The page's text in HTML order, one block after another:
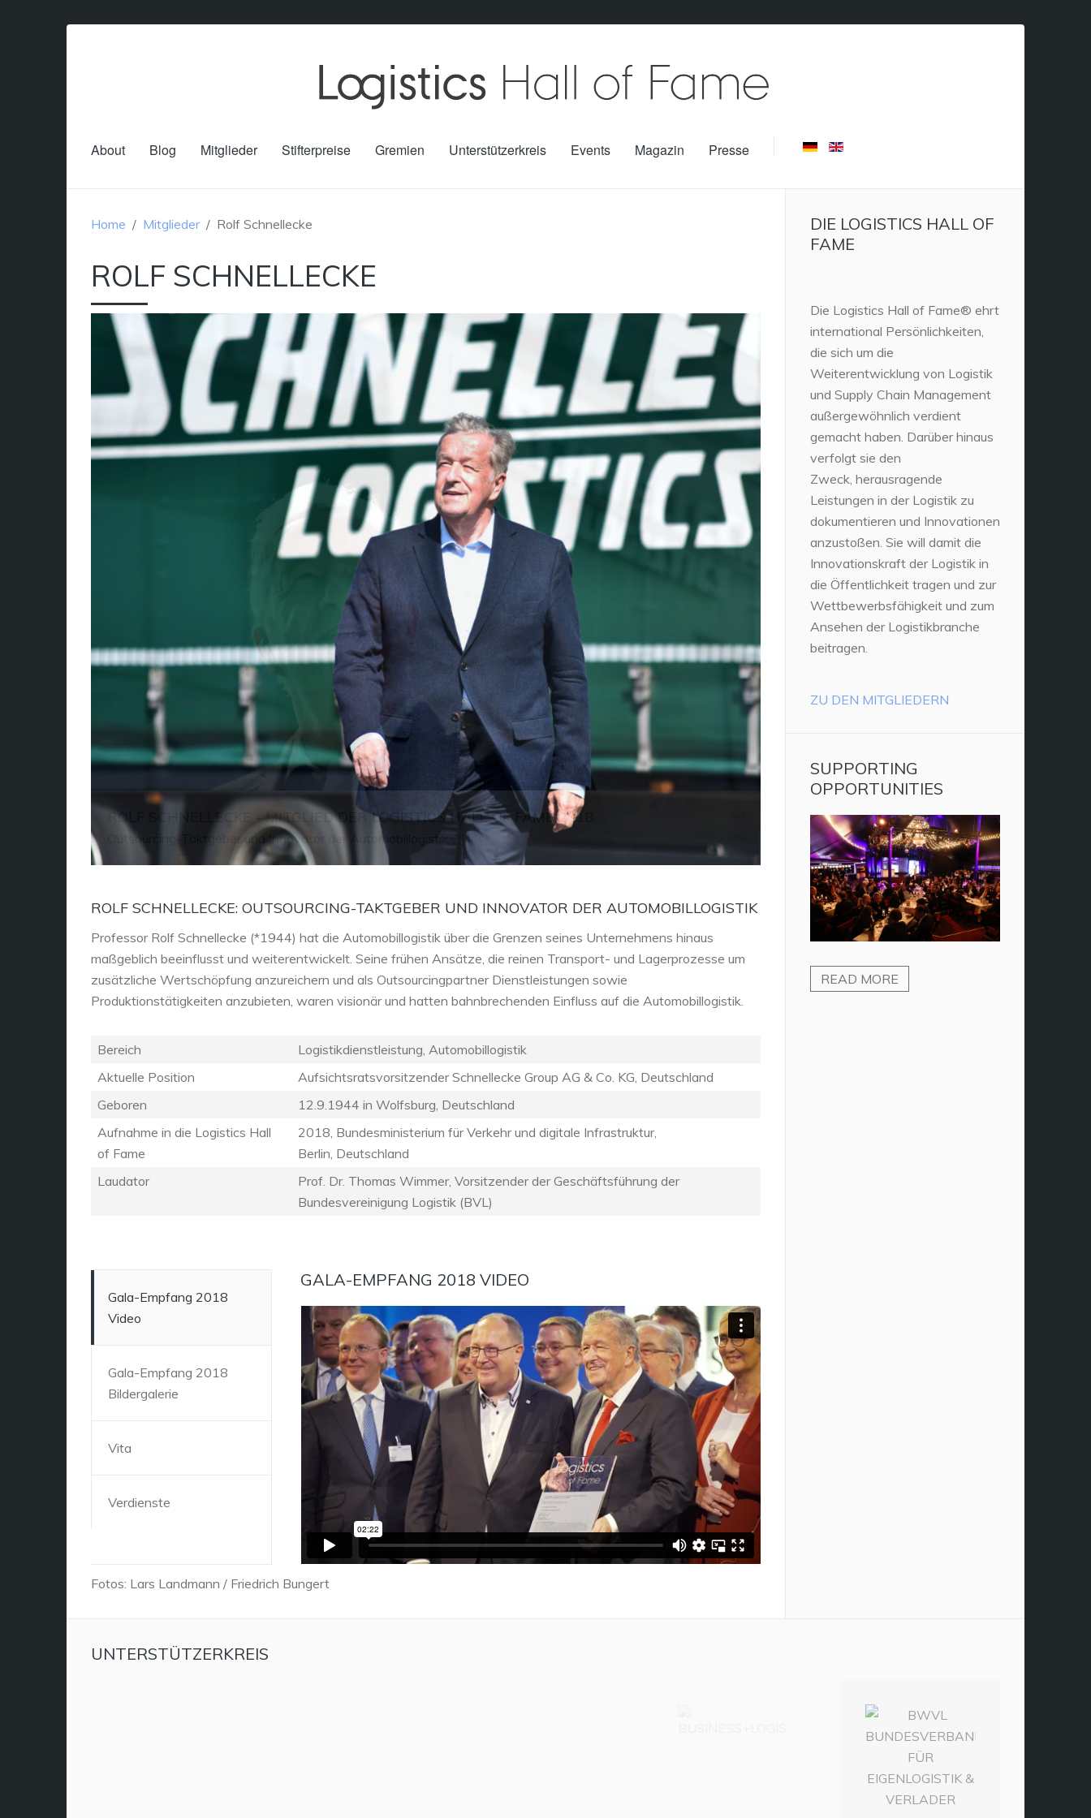
About Blog Mitglieder Stifterpreise Gremien Unterstützerkreis Events Magazin Presse
Home Mitglieder Rolf Schnellecke
ROLF SCHNELLECKE
ROLF SCHNELLECKE - MITGLIED DER LOGISTICS HALL OF FAME 2018
Outsourcing-Taktgeber und Innovator der Automobillogistik.
ROLF SCHNELLECKE: OUTSOURCING-TAKTGEBER UND INNOVATOR DER AUTOMOBILLOGISTIK
Professor Rolf Schnellecke (*1944) hat die Automobillogistik über die Grenzen seines Unternehmens hinaus
maßgeblich beeinflusst und weiterentwickelt. Seine frühen Ansätze, die reinen Transport- und Lagerprozesse um
zusätzliche Wertschöpfung anzureichern und als Outsourcingpartner Dienstleistungen sowie
Produktionstätigkeiten anzubieten, waren visionär und hatten bahnbrechenden Einfluss auf die Automobillogistik.
Bereich
Logistikdienstleistung, Automobillogistik
Aktuelle Position
Aufsichtsratsvorsitzender Schnellecke Group AG & Co. KG, Deutschland
Geboren
12.9.1944 in Wolfsburg, Deutschland
Aufnahme in die Logistics Hall
of Fame
2018, Bundesministerium für Verkehr und digitale Infrastruktur,
Berlin, Deutschland
Laudator
Prof. Dr. Thomas Wimmer, Vorsitzender der Geschäftsführung der
Bundesvereinigung Logistik (BVL)
Gala-Empfang 2018
Video
Gala-Empfang 2018
Bildergalerie
Vita
Verdienste
GALA-EMPFANG 2018 VIDEO
Fotos: Lars Landmann / Friedrich Bungert
DIE LOGISTICS HALL OF
FAME
Die Logistics Hall of Fame® ehrt
international Persönlichkeiten,
die sich um die
Weiterentwicklung von Logistik
und Supply Chain Management
außergewöhnlich verdient
gemacht haben. Darüber hinaus
verfolgt sie den
Zweck, herausragende
Leistungen in der Logistik zu
dokumentieren und Innovationen
anzustoßen. Sie will damit die
Innovationskraft der Logistik in
die Öffentlichkeit tragen und zur
Wettbewerbsfähigkeit und zum
Ansehen der Logistikbranche
beitragen.
ZU DEN MITGLIEDERN
SUPPORTING
OPPORTUNITIES
READ MORE
UNTERSTÜTZERKREIS